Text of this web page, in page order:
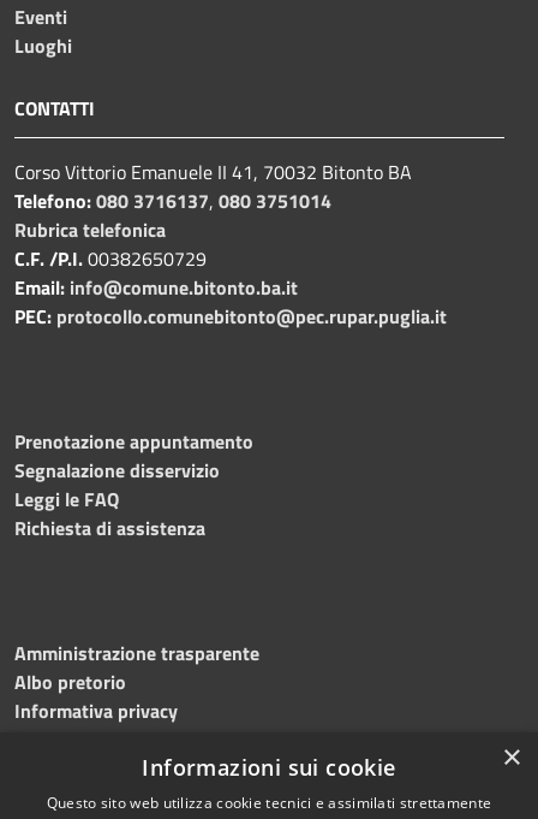
Eventi
Luoghi
CONTATTI
Corso Vittorio Emanuele II 41, 70032 Bitonto BA
Telefono:080 3716137, 080 3751014
Rubrica telefonica
C.F. /P.I.00382650729
Email: info@comune.bitonto.ba.it
PEC: protocollo.comunebitonto@pec.rupar.puglia.it
Prenotazione appuntamento
Segnalazione disservizio
Leggi le FAQ
Richiesta di assistenza
Amministrazione trasparente
Albo pretorio
Informativa privacy
Dichiarazione di accessibilità Meccanismo di feedback ×
Informazioni sui cookie
Questo sito web utilizza cookie tecnici e assimilati strettamente